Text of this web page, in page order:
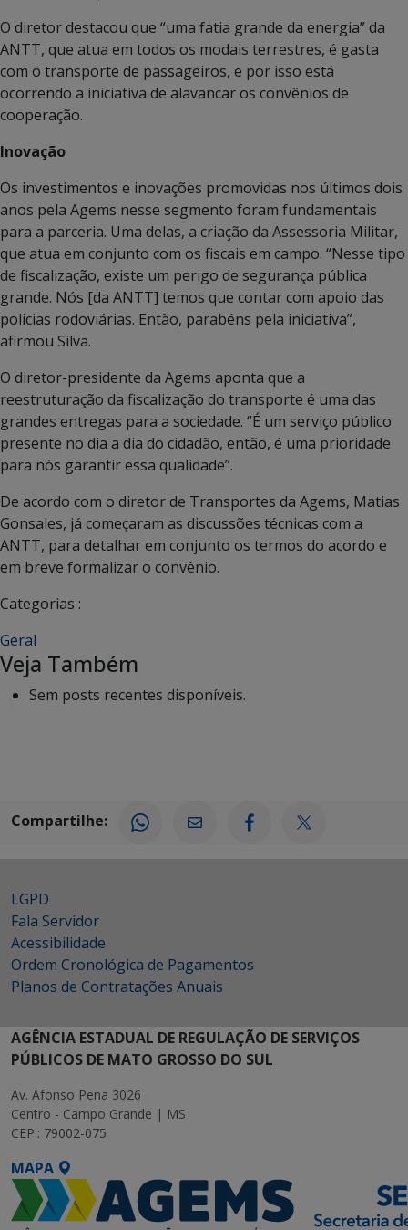
O diretor destacou que “uma fatia grande da energia” da
ANTT, que atua em todos os modais terrestres, é gasta
com o transporte de passageiros, e por isso está
ocorrendo a iniciativa de alavancar os convênios de
cooperação.
Inovação
Os investimentos e inovações promovidas nos últimos dois
anos pela Agems nesse segmento foram fundamentais
para a parceria. Uma delas, a criação da Assessoria Militar,
que atua em conjunto com os fiscais em campo. “Nesse tipo
de fiscalização, existe um perigo de segurança pública
grande. Nós [da ANTT] temos que contar com apoio das
policias rodoviárias. Então, parabéns pela iniciativa”,
afirmou Silva.
O diretor-presidente da Agems aponta que a
reestruturação da fiscalização do transporte é uma das
grandes entregas para a sociedade. “É um serviço público
presente no dia a dia do cidadão, então, é uma prioridade
para nós garantir essa qualidade”.
De acordo com o diretor de Transportes da Agems, Matias
Gonsales, já começaram as discussões técnicas com a
ANTT, para detalhar em conjunto os termos do acordo e
em breve formalizar o convênio.
Categorias :
Geral
Veja Também
Sem posts recentes disponíveis.
Compartilhe:
LGPD
Fala Servidor
Acessibilidade
Ordem Cronológica de Pagamentos
Planos de Contratações Anuais
AGÊNCIA ESTADUAL DE REGULAÇÃO DE SERVIÇOS
PÚBLICOS DE MATO GROSSO DO SUL
Av. Afonso Pena 3026
Centro - Campo Grande | MS
CEP.: 79002-075
MAPA